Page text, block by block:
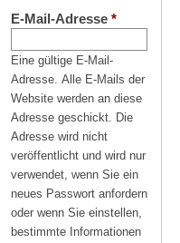
E-Mail-Adresse *
Eine gültige E-Mail-
Adresse. Alle E-Mails der
Website werden an diese
Adresse geschickt. Die
Adresse wird nicht
veröffentlicht und wird nur
verwendet, wenn Sie ein
neues Passwort anfordern
oder wenn Sie einstellen,
bestimmte Informationen